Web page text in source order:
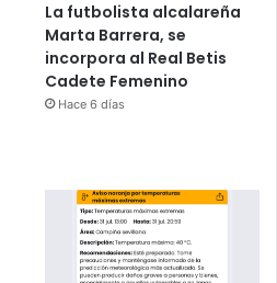
La futbolista alcalareña
Marta Barrera, se
incorpora al Real Betis
Cadete Femenino
Hace 6 días